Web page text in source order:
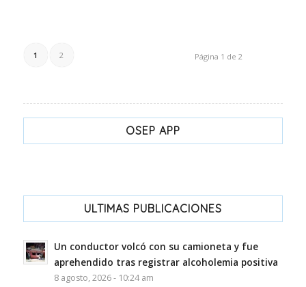
Página 1 de 2
1 2
OSEP APP
ULTIMAS PUBLICACIONES
Un conductor volcó con su camioneta y fue
aprehendido tras registrar alcoholemia positiva
8 agosto, 2026 - 10:24 am